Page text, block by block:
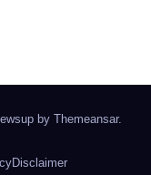
by Themeansar.
Disclaimer